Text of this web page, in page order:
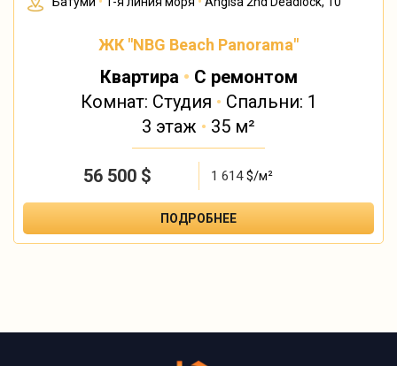
ЖК "NBG Beach Panorama"
Квартира • С ремонтом
Комнат: Студия • Спальни: 1
3 этаж • 35 м²
56 500 $ 1 614$/м²
ПОДРОБНЕЕ